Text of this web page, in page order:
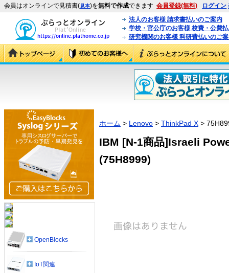
会員はオンラインで見積書(見本)を無料で作成できます 会員登録(無料) ログイン
法人のお客様 請求書払いのご案内
学校・官公庁のお客様 校費・公費
研究機関のお客様 科研費払いのご
ホーム > Lenovo > ThinkPad X >
IBM [N-1商品]Israeli
(75H8999)
OpenBlocks
IoT関連